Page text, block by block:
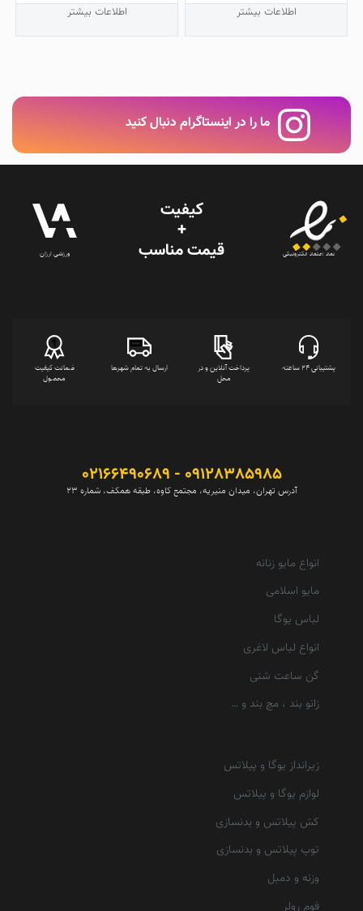
اطلاعات بیشتر
اطلاعات بیشتر
ما را در اینستاگرام دنبال کنید
نماد اعتماد الکترونیکی
کیفیت
+
قیمت‌ مناسب ورزشی ارزان
پشتیبانی 24 ساعته
پرداخت آنلاین و در
محل
ارسال به تمام شهرها
ضمانت کیفیت
محصول
09128385985 - 02166490689
آدرس تهران، میدان منیریه، مجتمع کاوه، طبقه همکف، شماره 23
انواع مایو زنانه
مایو اسلامی
لباس یوگا
انواع لباس لاغری
گن ساعت شنی
زانو بند ، مچ بند و …
زیرانداز یوگا و پیلاتس
لوازم یوگا و پیلاتس
کش پیلاتس و بدنسازی
توپ پیلاتس و بدنسازی
وزنه و دمبل
فوم رولر